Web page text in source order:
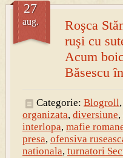
Roşca
ruşi cu
Acum
Băsescu
27
aug.
Categorie: Blogroll,
organizata, diversiune,
interlopa, mafie
presa, ofensiva
nationala, turnatori